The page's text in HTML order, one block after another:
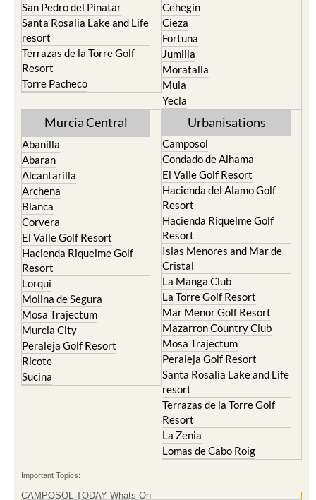
San Pedro del Pinatar
Santa Rosalia Lake and Life
resort
Terrazas de la Torre Golf
Resort
Torre Pacheco
Cehegin
Cieza
Fortuna
Jumilla
Moratalla
Mula
Yecla
Murcia Central
Abanilla
Abaran
Alcantarilla
Archena
Blanca
Corvera
El Valle Golf Resort
Hacienda Riquelme Golf
Resort
Lorqui
Molina de Segura
Mosa Trajectum
Murcia City
Peraleja Golf Resort
Ricote
Sucina
Urbanisations
Camposol
Condado de Alhama
El Valle Golf Resort
Hacienda del Alamo Golf
Resort
Hacienda Riquelme Golf
Resort
Islas Menores and Mar de
Cristal
La Manga Club
La Torre Golf Resort
Mar Menor Golf Resort
Mazarron Country Club
Mosa Trajectum
Peraleja Golf Resort
Santa Rosalia Lake and Life
resort
Terrazas de la Torre Golf
Resort
La Zenia
Lomas de Cabo Roig
Important Topics:
CAMPOSOL TODAY Whats On